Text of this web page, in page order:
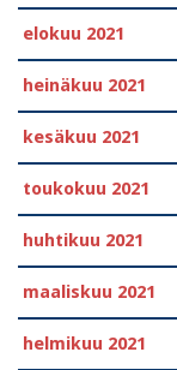
elokuu 2021
heinäkuu 2021
kesäkuu 2021
toukokuu 2021
huhtikuu 2021
maaliskuu 2021
helmikuu 2021